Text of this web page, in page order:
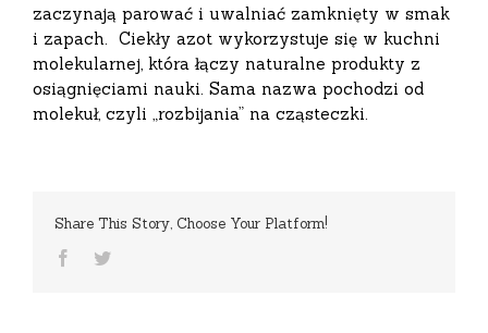
zaczynają parować i uwalniać zamknięty w smak
i zapach. Ciekły azot wykorzystuje się w kuchni
molekularnej, która łączy naturalne produkty z
osiągnięciami nauki. Sama nazwa pochodzi od
molekuł, czyli „rozbijania” na cząsteczki.
Share This Story, Choose Your Platform!
Facebook